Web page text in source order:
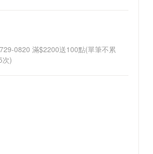
0820 滿$2200送100點(單筆不累
次)